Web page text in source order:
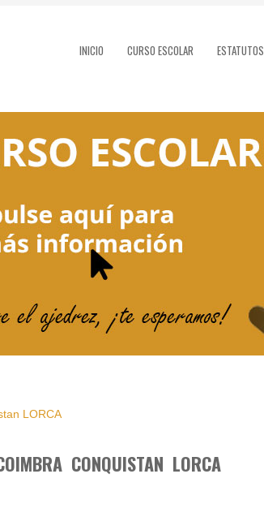
INICIO CURSO ESCOLAR ESTATUTOS
CONQUISTAN LORCA